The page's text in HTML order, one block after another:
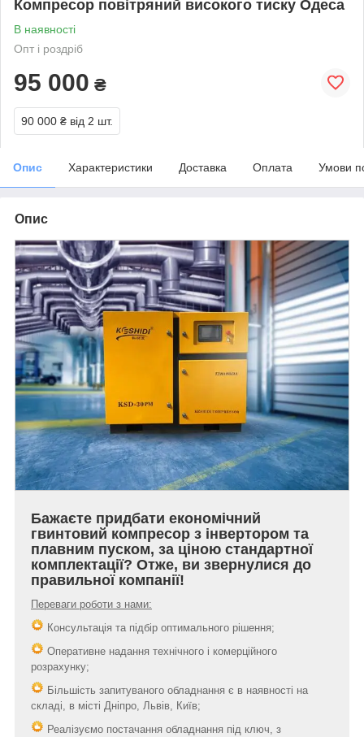
Компресор повітряний високого тиску Одеса
В наявності
Опт і роздріб
95 000 ₴
90 000 ₴ від 2 шт.
Опис Характеристики Доставка Оплата Умови
Опис
Бажаєте придбати економічний
гвинтовий компресор з інвертором та
плавним пуском, за ціною стандартної
комплектації? Отже, ви звернулися до
правильної компанії!
Переваги роботи з нами:
Консультація та підбір оптимального рішення;
Оперативне надання технічного і комерційного
розрахунку;
Більшість запитуваного обладнання є в наявності на
складі, в місті Дніпро, Львів, Київ;
Реалізуємо постачання обладнання під ключ, з